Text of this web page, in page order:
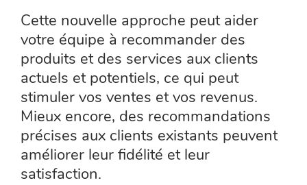
Cette nouvelle approche peut aider
votre équipe à recommander des
produits et des services aux clients
actuels et potentiels, ce qui peut
stimuler vos ventes et vos revenus.
Mieux encore, des recommandations
précises aux clients existants peuvent
améliorer leur fidélité et leur
satisfaction.